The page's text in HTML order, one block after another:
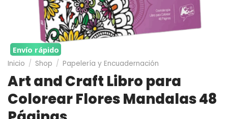
Envío rápido
Inicio / Shop / Papelería y Encuadernación
Art and Craft Libro para
Colorear Flores Mandalas 48